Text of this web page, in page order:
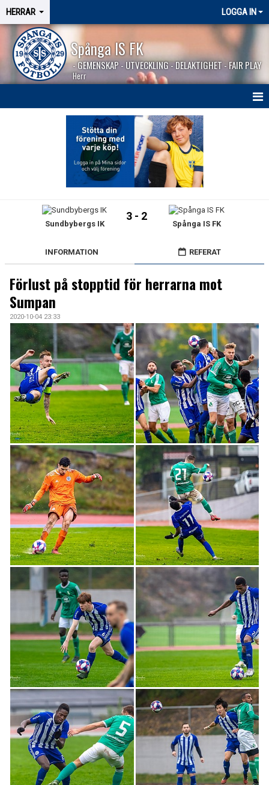
HERRAR LOGGA IN
Spånga IS FK
- GEMENSKAP - UTVECKLING - DELAKTIGHET - FAIR PLAY
Herr
BILDGALLERI
ARKIV 2024-23
ARKIV 2022-20
ARKIV 2019-17
DOKUMENT
KONTAKT
Sundbybergs IK
3 - 2
Spånga IS FK
INFORMATION REFERAT
Förlust på stopptid för herrarna mot
Sumpan
2020-10-04 23:33